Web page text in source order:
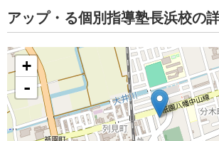
アップ・る個別指導塾長浜校の
+
-